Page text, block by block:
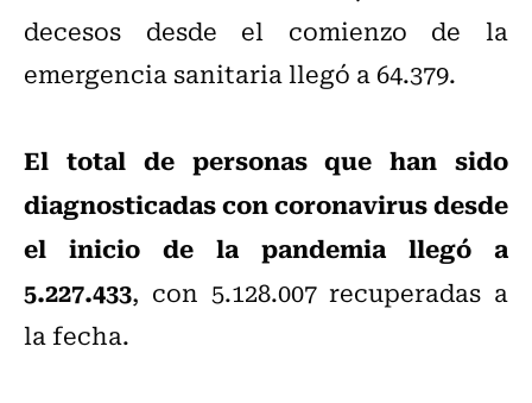
decesos desde el comienzo de la
emergencia sanitaria llegó a 64.379.
El total de personas que han sido
diagnosticadas con coronavirus desde
el inicio de la pandemia llegó a
5.227.433, con 5.128.007 recuperadas a
la fecha.